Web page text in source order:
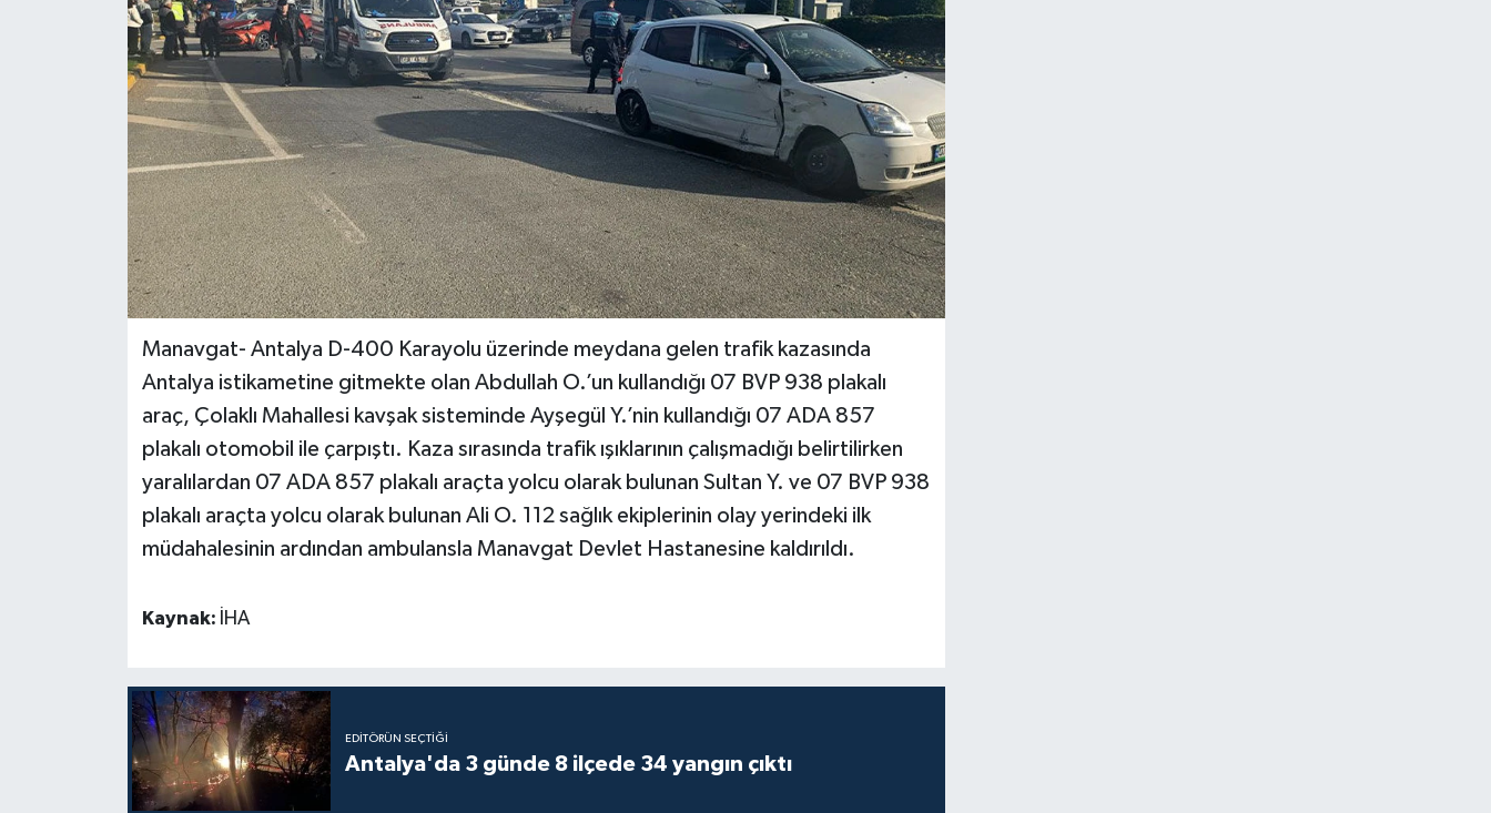
Manavgat- Antalya D-400 Karayolu üzerinde meydana gelen trafik kazasında
Antalya istikametine gitmekte olan Abdullah O.’un kullandığı 07 BVP 938 plakalı
araç, Çolaklı Mahallesi kavşak sisteminde Ayşegül Y.’nin kullandığı 07 ADA 857
plakalı otomobil ile çarpıştı. Kaza sırasında trafik ışıklarının çalışmadığı belirtilirken
yaralılardan 07 ADA 857 plakalı araçta yolcu olarak bulunan Sultan Y. ve 07 BVP 938
plakalı araçta yolcu olarak bulunan Ali O. 112 sağlık ekiplerinin olay yerindeki ilk
müdahalesinin ardından ambulansla Manavgat Devlet Hastanesine kaldırıldı.
Kaynak: İHA
EDITÖRÜN SEÇTIĞI
Antalya'da 3 günde 8 ilçede 34 yangın çıktı
Haberler
KANALV Spor
Kültür Sanat
Magazin
Öğle Bülteni
Teknoloji